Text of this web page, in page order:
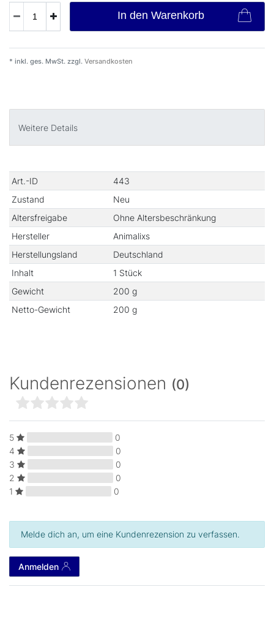
In den Warenkorb
* inkl. ges. MwSt. zzgl. Versandkosten
Weitere Details
Art.-ID
443
Zustand
Neu
Altersfreigabe
Ohne Altersbeschränkung
Hersteller
Animalixs
Herstellungsland
Deutschland
Inhalt
1 Stück
Gewicht
200 g
Netto-Gewicht
200 g
Kundenrezensionen (0)
5
0
4
0
3
0
2
0
1
0
Melde dich an, um eine Kundenrezension zu verfassen.
Anmelden